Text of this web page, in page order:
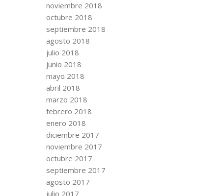
noviembre 2018
octubre 2018
septiembre 2018
agosto 2018
julio 2018
junio 2018
mayo 2018
abril 2018
marzo 2018
febrero 2018
enero 2018
diciembre 2017
noviembre 2017
octubre 2017
septiembre 2017
agosto 2017
julio 2017